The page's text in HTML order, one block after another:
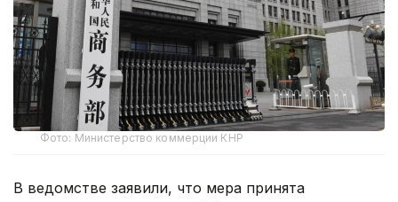
Фото: Министерство коммерции КНР
В ведомстве заявили, что мера принята